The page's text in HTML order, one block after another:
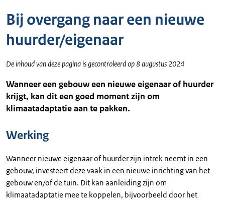
Bij overgang naar een nieuwe
huurder/eigenaar
De inhoud van deze pagina is gecontroleerd op 8 augustus 2024
Wanneer een gebouw een nieuwe eigenaar of huurder
krijgt, kan dit een goed moment zijn om
klimaatadaptatie aan te pakken.
Werking
Wanneer nieuwe eigenaar of huurder zijn intrek neemt in een
gebouw, investeert deze vaak in een nieuwe inrichting van het
gebouw en/of de tuin. Dit kan aanleiding zijn om
klimaatadaptatie mee te koppelen, bijvoorbeeld door het